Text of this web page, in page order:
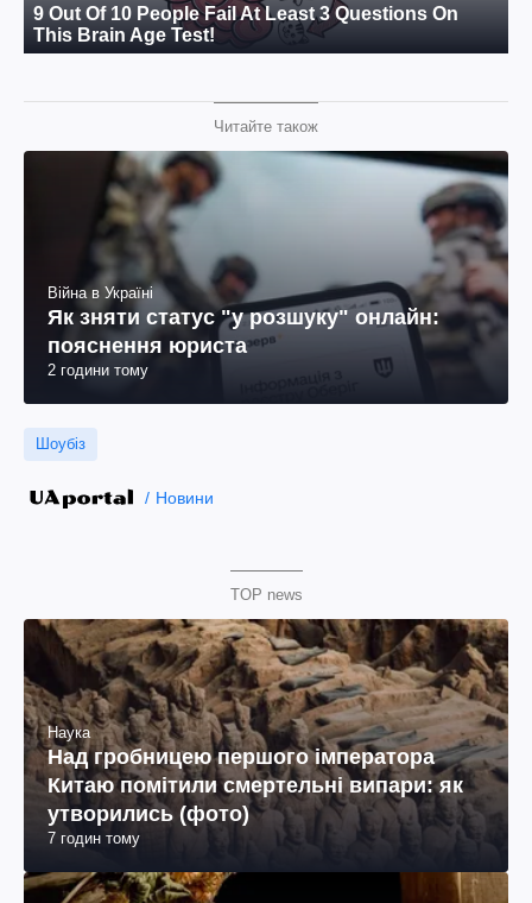
Читайте також
Війна в Україні
Як зняти статус "у розшуку" онлайн:
пояснення юриста
2 години тому
Шоубіз
Новини
TOP news
Наука
Над гробницею першого імператора
Китаю помітили смертельні випари: як
утворились (фото)
7 годин тому